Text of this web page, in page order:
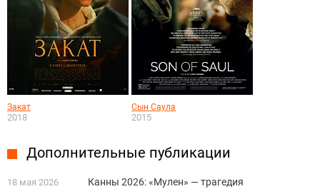
Закат
2018
Сын Саула
2015
Дополнительные публикации
18 мая 2026
Канны 2026: «Мулен» — трагедия